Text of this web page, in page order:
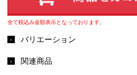
全て税込み金額表示となっております。
バリエーション
関連商品